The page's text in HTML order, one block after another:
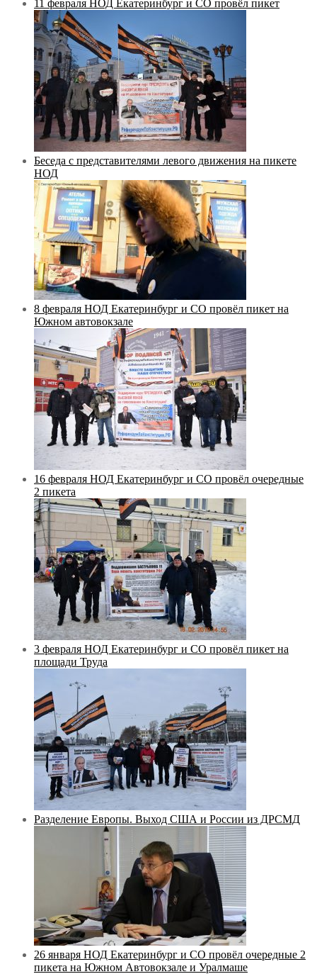
11 февраля НОД Екатеринбург и СО провёл пикет
Беседа с представителями левого движения на пикете
НОД
8 февраля НОД Екатеринбург и СО провёл пикет на
Южном автовокзале
16 февраля НОД Екатеринбург и СО провёл очередные
2 пикета
3 февраля НОД Екатеринбург и СО провёл пикет на
площади Труда
Разделение Европы. Выход США и России из ДРСМД
26 января НОД Екатеринбург и СО провёл очередные 2
пикета на Южном Автовокзале и Уралмаше